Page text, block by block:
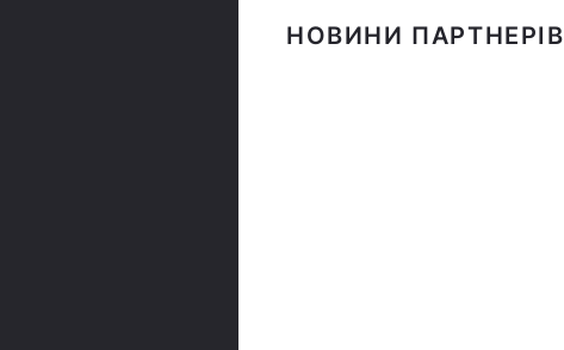
НОВИНИ ПАРТНЕРІВ